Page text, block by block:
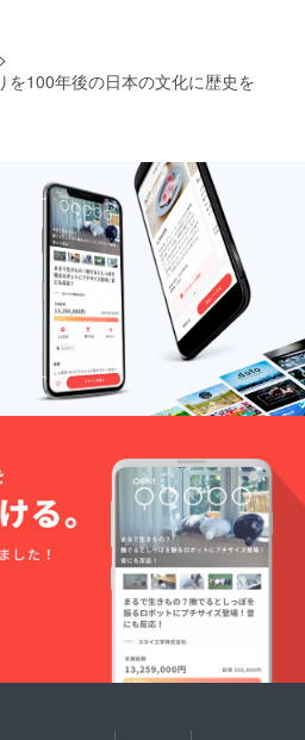
ム コラ
ボ作品
ーーー
ーーー
ーーー
ーーー
ーーー
ーー
canaar
ea
⇒https:
//canaa
rea.jim
do.com/
T.BANB
US-
//instag
ram.co
m/p/Bfu
6Grggp
rU/
ーーー
ーーー
ーーー
ーーー
ーーー
ーーー
ーーー
>
を100年後の日本の文化に歴史を